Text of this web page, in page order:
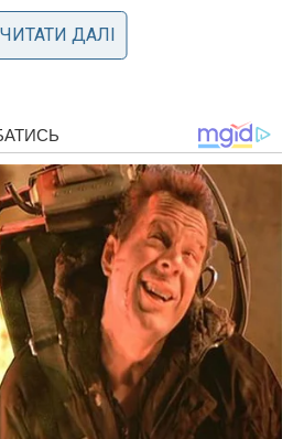
мене швидко. Можливо, занадто
Нам якраз такої людини
трохи з характером.
ЧИТАТИ ДАЛІ